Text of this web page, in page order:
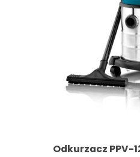
Odkurzacz PPV-